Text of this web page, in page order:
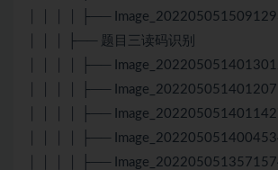
│ │ │ │ ├──
│ │ │ ├── 题目三读码识别
│ │ │ │ ├──
│ │ │ │ ├──
│ │ │ │ ├──
│ │ │ │ ├──
│ │ │ │ ├──